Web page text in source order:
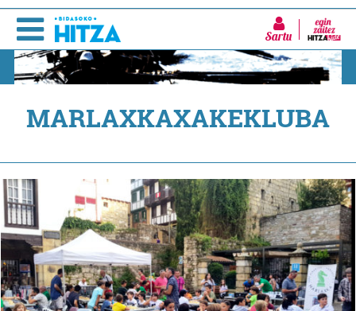
Sartu
MARLAXKAXAKEKLUBA